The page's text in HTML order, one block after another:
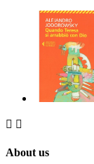
 
About us